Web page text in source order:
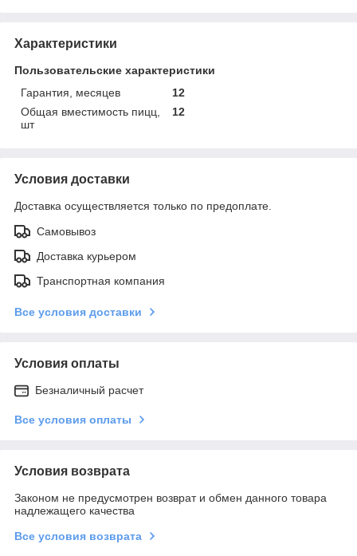
Характеристики
Пользовательские характеристики
Гарантия, месяцев
12
Общая вместимость пицц,
шт
12
Условия доставки
Доставка осуществляется только по предоплате.
Самовывоз
Доставка курьером
Транспортная компания
Все условия доставки
Условия оплаты
Безналичный расчет
Все условия оплаты
Условия возврата
Законом не предусмотрен возврат и обмен данного товара
надлежащего качества
Все условия возврата